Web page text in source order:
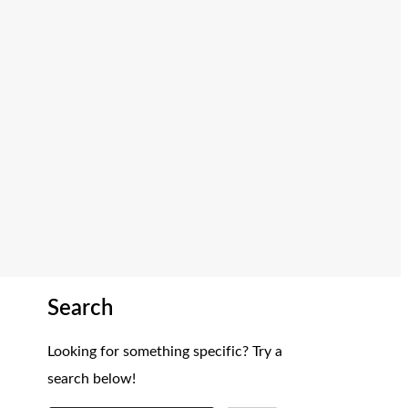
Search
Looking for something specific? Try a
search below!